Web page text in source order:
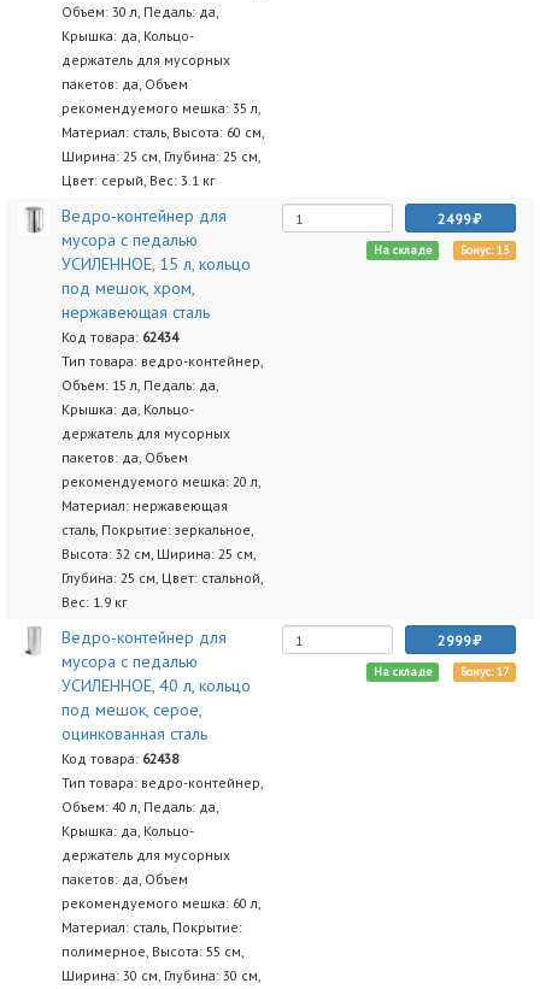
Объем: 30 л, Педаль: да,
Крышка: да, Кольцо-
держатель для мусорных
пакетов: да, Объем
рекомендуемого мешка: 35 л,
Материал: сталь, Высота: 60 см,
Ширина: 25 см, Глубина: 25 см,
Цвет: серый, Вес: 3.1 кг
Ведро-контейнер для
мусора с педалью
УСИЛЕННОЕ, 15 л, кольцо
под мешок, хром,
нержавеющая сталь
Код товара: 62434
Тип товара: ведро-контейнер,
Объем: 15 л, Педаль: да,
Крышка: да, Кольцо-
держатель для мусорных
пакетов: да, Объем
рекомендуемого мешка: 20 л,
Материал: нержавеющая
сталь, Покрытие: зеркальное,
Высота: 32 см, Ширина: 25 см,
Глубина: 25 см, Цвет: стальной,
Вес: 1.9 кг
2499
На складе Бонус: 13
Ведро-контейнер для
мусора с педалью
УСИЛЕННОЕ, 40 л, кольцо
под мешок, серое,
оцинкованная сталь
Код товара: 62438
Тип товара: ведро-контейнер,
Объем: 40 л, Педаль: да,
Крышка: да, Кольцо-
держатель для мусорных
пакетов: да, Объем
рекомендуемого мешка: 60 л,
Материал: сталь, Покрытие:
полимерное, Высота: 55 см,
Ширина: 30 см, Глубина: 30 см,
2999
На складе Бонус: 17